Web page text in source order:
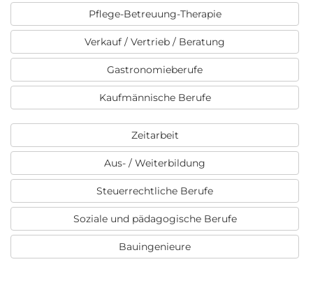
Pflege-Betreuung-Therapie
Verkauf / Vertrieb / Beratung
Gastronomieberufe
Kaufmännische Berufe
Zeitarbeit
Aus- / Weiterbildung
Steuerrechtliche Berufe
Soziale und pädagogische Berufe
Bauingenieure